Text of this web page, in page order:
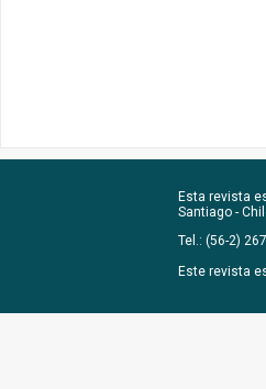
Esta revista
Santiago -
Tel.: (56-2)
Este revista